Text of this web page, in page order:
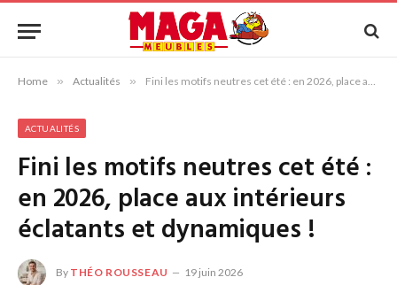
Home » Actualités » Fini les motifs neutres cet été : en 2026, place aux intérieurs éclatants et dynamiques !
ACTUALITÉS
Fini les motifs neutres cet été :
en 2026, place aux intérieurs
éclatants et dynamiques !
By THÉO ROUSSEAU
19 juin 2026